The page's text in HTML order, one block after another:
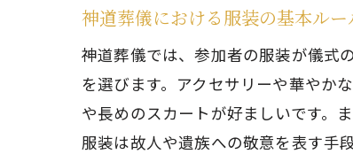
神道葬儀における服装の基本ルー
神道葬儀では、参加者の服装が儀式
を選びます。アクセサリーや華やか
や長めのスカートが好ましいです。
服装は故人や遺族への敬意を表す手